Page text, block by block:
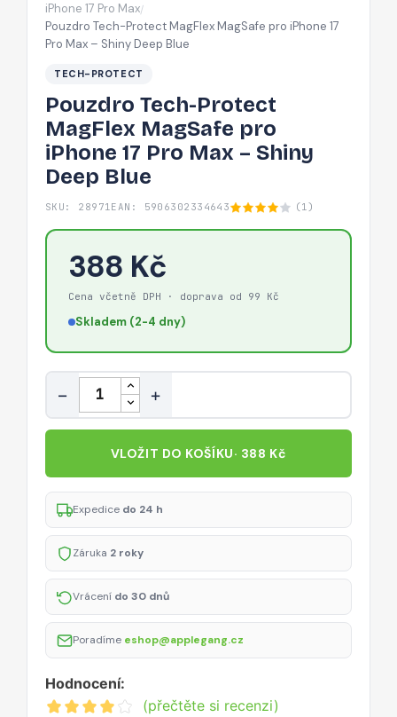
Deep
iPhone 17 Pro Max/
Pouzdro Tech-Protect MagFlex MagSafe pro iPhone 17
Pro Max – Shiny Deep Blue
TECH-PROTECT
Pouzdro Tech-Protect
MagFlex MagSafe pro
iPhone 17 Pro Max – Shiny
Deep Blue
SKU: 28971EAN: 5906302334643 (1)
388 Kč
Cena včetně DPH · doprava od 99 Kč
Skladem (2-4 dny)
Množství
− +
VLOŽIT DO KOŠÍKU· 388 Kč
Expedice do 24 h
Záruka 2 roky
Vrácení do 30 dnů
Poradíme eshop@applegang.cz
Hodnocení:
(přečtěte si recenzi)